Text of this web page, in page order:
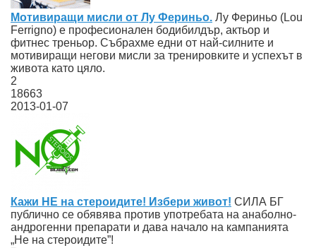
Мотивиращи мисли от Лу Фериньо. Лу Фериньо (Lou
Ferrigno) e професионален бодибилдър, актьор и
фитнес треньор. Събрахме едни от най-силните и
мотивиращи негови мисли за тренировките и успехът в
живота като цяло.
2
18663
2013-01-07
Кажи НЕ на стероидите! Избери живот! СИЛА БГ
публично се обявява против употребата на анаболно-
андрогенни препарати и дава начало на кампанията
„Не на стероидите”!